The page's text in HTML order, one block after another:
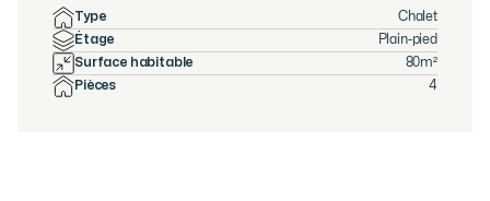
Type
Chalet
Étage
Plain-pied
Surface habitable
80m²
Pièces
4